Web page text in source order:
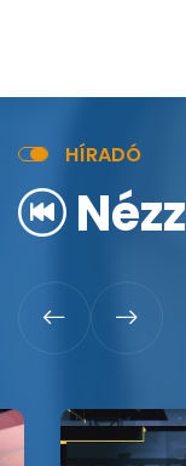
HÍRADÓ
Nézz